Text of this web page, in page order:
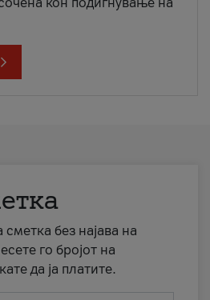
кон подигнување на
сметка без најава на
го бројот на
да ја платите.